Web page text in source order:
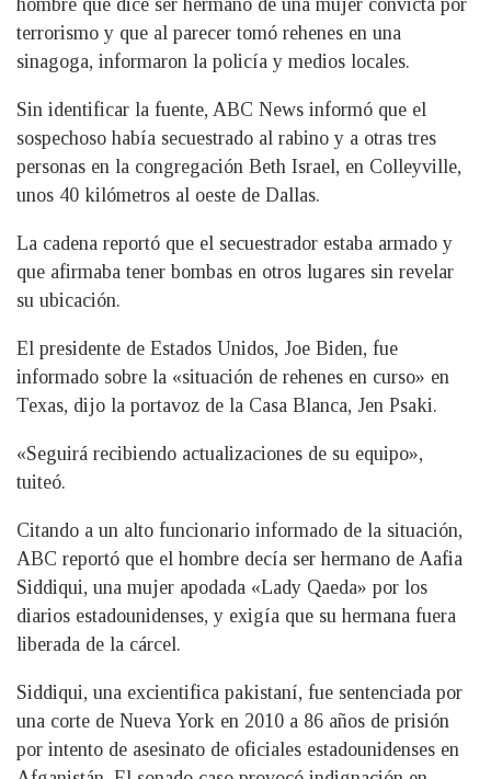
hombre que dice ser hermano de una mujer convicta por
terrorismo y que al parecer tomó rehenes en una
sinagoga, informaron la policía y medios locales.
Sin identificar la fuente, ABC News informó que el
sospechoso había secuestrado al rabino y a otras tres
personas en la congregación Beth Israel, en Colleyville,
unos 40 kilómetros al oeste de Dallas.
La cadena reportó que el secuestrador estaba armado y
que afirmaba tener bombas en otros lugares sin revelar
su ubicación.
El presidente de Estados Unidos, Joe Biden, fue
informado sobre la «situación de rehenes en curso» en
Texas, dijo la portavoz de la Casa Blanca, Jen Psaki.
«Seguirá recibiendo actualizaciones de su equipo»,
tuiteó.
Citando a un alto funcionario informado de la situación,
ABC reportó que el hombre decía ser hermano de Aafia
Siddiqui, una mujer apodada «Lady Qaeda» por los
diarios estadounidenses, y exigía que su hermana fuera
liberada de la cárcel.
Siddiqui, una excientifica pakistaní, fue sentenciada por
una corte de Nueva York en 2010 a 86 años de prisión
por intento de asesinato de oficiales estadounidenses en